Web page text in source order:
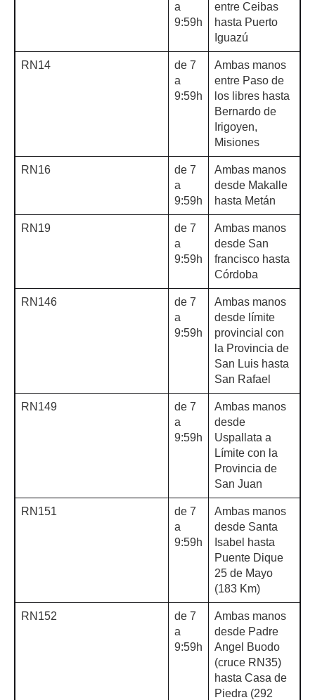
a
9:59h
entre Ceibas
hasta Puerto
Iguazú
RN14
de 7
a
9:59h
Ambas manos
entre Paso de
los libres hasta
Bernardo de
Irigoyen,
Misiones
RN16
de 7
a
9:59h
Ambas manos
desde Makalle
hasta Metán
RN19
de 7
a
9:59h
Ambas manos
desde San
francisco hasta
Córdoba
RN146
de 7
a
9:59h
Ambas manos
desde límite
provincial con
la Provincia de
San Luis hasta
San Rafael
RN149
de 7
a
9:59h
Ambas manos
desde
Uspallata a
Límite con la
Provincia de
San Juan
RN151
de 7
a
9:59h
Ambas manos
desde Santa
Isabel hasta
Puente Dique
25 de Mayo
(183 Km)
RN152
de 7
a
9:59h
Ambas manos
desde Padre
Angel Buodo
(cruce RN35)
hasta Casa de
Piedra (292